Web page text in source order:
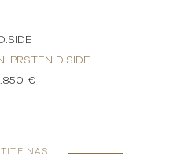
D.SIDE
PRSTEN D.SIDE
€
NAS